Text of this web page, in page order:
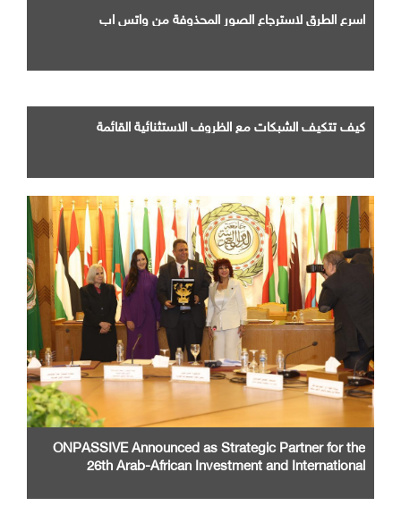
اسرع الطرق لاسترجاع الصور المحذوفة من واتس اب
كيف تتكيف الشبكات مع الظروف الاستثنائية القائمة
ONPASSIVE Announced as Strategic Partner for the
26th Arab-African Investment and International